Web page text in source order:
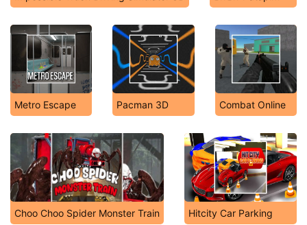
Metro Escape Pacman 3D Combat Online
Choo Choo Spider Monster Train Hitcity Car Parking